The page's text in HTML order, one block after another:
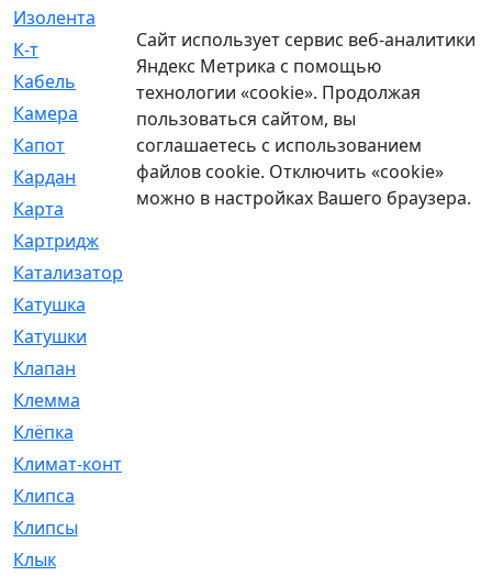
Изолента
К-т
[13]
Кабель
Камера
[4]
Капот
[144]
Кардан
[131]
Карта
[2]
Картридж
Катализатор
Катушка
Катушки
Клапан
Клемма
Клёпка
Климат-контроль
Клипса
Клипсы
Клык
Сайт использует сервис веб-аналитики
Яндекс Метрика с помощью
технологии «cookie». Продолжая
пользоваться сайтом, вы
соглашаетесь с использованием
файлов cookie. Отключить «cookie»
можно в настройках Вашего браузера.